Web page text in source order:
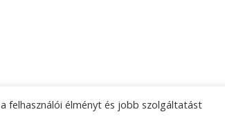
felhasználói élményt és jobb szolgáltatást